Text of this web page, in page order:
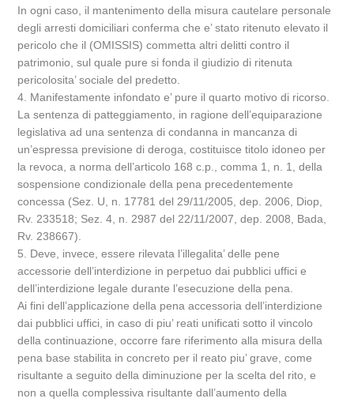
In ogni caso, il mantenimento della misura cautelare personale
degli arresti domiciliari conferma che e’ stato ritenuto elevato il
pericolo che il (OMISSIS) commetta altri delitti contro il
patrimonio, sul quale pure si fonda il giudizio di ritenuta
pericolosita’ sociale del predetto.
4. Manifestamente infondato e’ pure il quarto motivo di ricorso.
La sentenza di patteggiamento, in ragione dell’equiparazione
legislativa ad una sentenza di condanna in mancanza di
un’espressa previsione di deroga, costituisce titolo idoneo per
la revoca, a norma dell’articolo 168 c.p., comma 1, n. 1, della
sospensione condizionale della pena precedentemente
concessa (Sez. U, n. 17781 del 29/11/2005, dep. 2006, Diop,
Rv. 233518; Sez. 4, n. 2987 del 22/11/2007, dep. 2008, Bada,
Rv. 238667).
5. Deve, invece, essere rilevata l’illegalita’ delle pene
accessorie dell’interdizione in perpetuo dai pubblici uffici e
dell’interdizione legale durante l’esecuzione della pena.
Ai fini dell’applicazione della pena accessoria dell’interdizione
dai pubblici uffici, in caso di piu’ reati unificati sotto il vincolo
della continuazione, occorre fare riferimento alla misura della
pena base stabilita in concreto per il reato piu’ grave, come
risultante a seguito della diminuzione per la scelta del rito, e
non a quella complessiva risultante dall’aumento della